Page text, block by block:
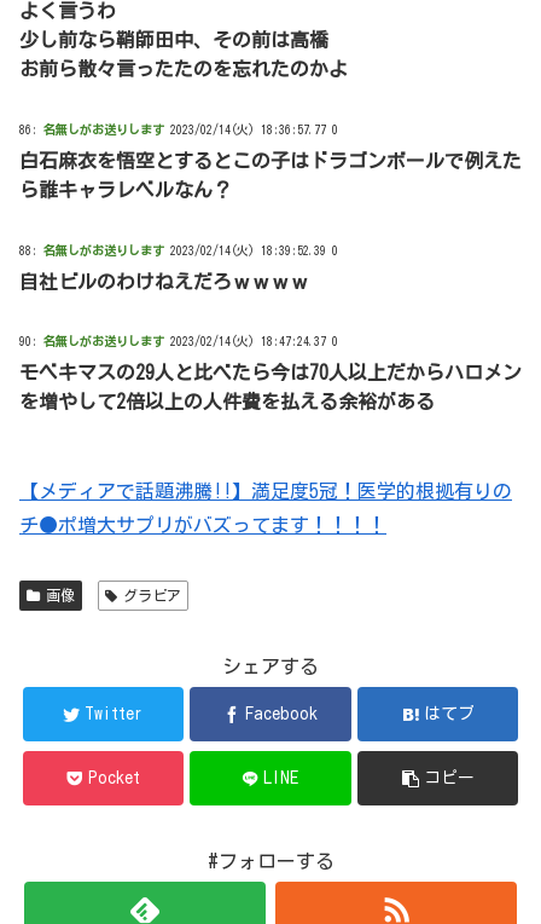
よく言うわ
少し前なら鞘師田中、その前は高橋
お前ら散々言ったたのを忘れたのかよ
86: 名無しがお送りします 2023/02/14(火) 18:36:57.77 0
白石麻衣を悟空とするとこの子はドラゴンボールで例えた
ら誰キャラレベルなん？
88: 名無しがお送りします 2023/02/14(火) 18:39:52.39 0
自社ビルのわけねえだろｗｗｗｗ
90: 名無しがお送りします 2023/02/14(火) 18:47:24.37 0
モベキマスの29人と比べたら今は70人以上だからハロメン
を増やして2倍以上の人件費を払える余裕がある
【メディアで話題沸騰!!】満足度5冠！医学的根拠有りの
チ●ポ増大サプリがバズってます！！！！
画像 グラビア
シェアする
Twitter Facebook はてブ
Pocket LINE コピー
#フォローする